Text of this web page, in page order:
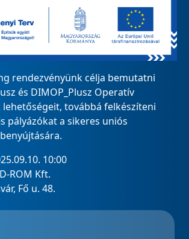
rendezvényünk célja bemutatni
és DIMOP_Plusz Operatív
továbbá felkészíteni
pályázókat a sikeres uniós
10:00
ROM Kft.
Fő u. 48.